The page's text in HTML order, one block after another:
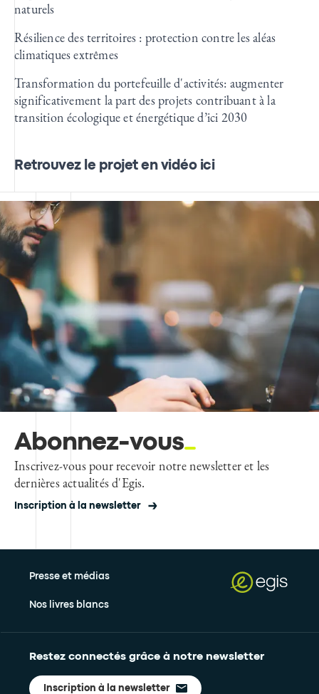
naturels
Résilience des territoires : protection contre les aléas
climatiques extrêmes
Transformation du portefeuille d'activités: augmenter
significativement la part des projets contribuant à la
transition écologique et énergétique d’ici 2030
Retrouvez le projet en vidéo ici
Abonnez-vous
Inscrivez-vous pour recevoir notre newsletter et les
dernières actualités d'Egis.
Inscription à la newsletter
Presse et médias
Nos livres blancs
Restez connectés grâce à notre newsletter
Inscription à la newsletter